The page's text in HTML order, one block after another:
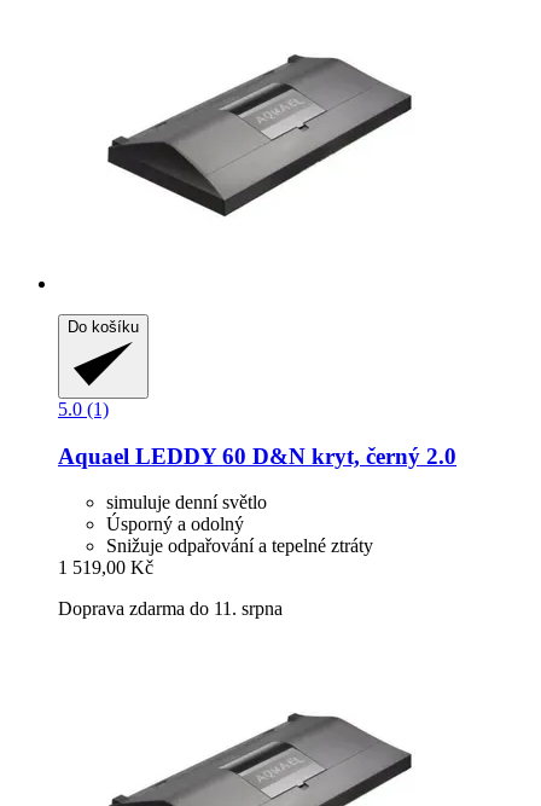
Do košíku
5.0 (1)
Aquael LEDDY 60 D&N kryt, černý 2.0
simuluje denní světlo
Úsporný a odolný
Snižuje odpařování a tepelné ztráty
1 519,00 Kč
Doprava zdarma do 11. srpna